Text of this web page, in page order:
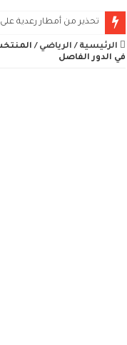
تحذير من أمطار رعدية على 32 ولاية جزائرية اليوم.. الكميات قد تتجاوز 15 ملم
الرئيسية / الرياضي /
في الدور الفاصل